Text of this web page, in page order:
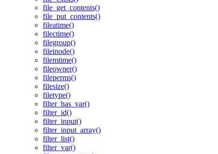
file_get_contents()
file_put_contents()
fileatime()
filectime()
filegroup()
fileinode()
filemtime()
fileowner()
fileperms()
filesize()
filetype()
filter_has_var()
filter_id()
filter_input()
filter_input_array()
filter_list()
filter_var()